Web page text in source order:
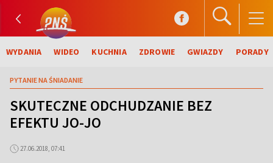
WYDANIA WIDEO KUCHNIA ZDROWIE GWIAZDY PORADY
PYTANIE NA ŚNIADANIE
SKUTECZNE ODCHUDZANIE BEZ
EFEKTU JO-JO
27.06.2018, 07:41